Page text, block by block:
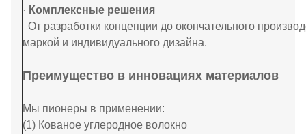
· Комплексные решения
От разработки концепции до окончательного
маркой и индивидуального дизайна.
Преимущество в инновациях материалов
Мы пионеры в применении:
(1) Кованое углеродное волокно